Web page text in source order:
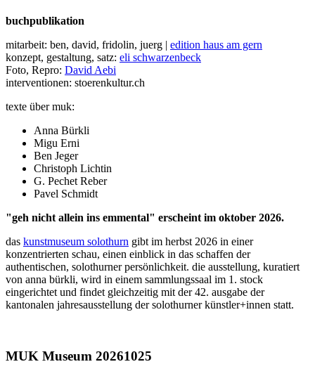
buchpublikation
mitarbeit: ben, david, fridolin, juerg | edition haus am gern
konzept, gestaltung, satz: eli schwarzenbeck
Foto, Repro: David Aebi
interventionen: stoerenkultur.ch
texte über muk:
Anna Bürkli
Migu Erni
Ben Jeger
Christoph Lichtin
G. Pechet Reber
Pavel Schmidt
"geh nicht allein ins emmental" erscheint im oktober 2026.
das kunstmuseum solothurn gibt im herbst 2026 in einer
konzentrierten schau, einen einblick in das schaffen der
authentischen, solothurner persönlichkeit. die ausstellung, kuratiert
von anna bürkli, wird in einem sammlungssaal im 1. stock
eingerichtet und findet gleichzeitig mit der 42. ausgabe der
kantonalen jahresausstellung der solothurner künstler+innen statt.
MUK Museum 20261025